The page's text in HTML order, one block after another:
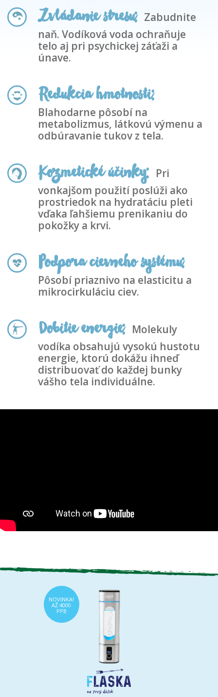
Zvládanie stresu: Zabudnite
naň. Vodíková voda ochraňuje
telo aj pri psychickej záťaži a
únave.
Redukcia hmotnosti:
Blahodarne pôsobí na
metabolizmus, látkovú výmenu a
odbúravanie tukov z tela.
Kozmetické účinky:
Pri
vonkajšom použití poslúži ako
prostriedok na hydratáciu pleti
vďaka ľahšiemu prenikaniu do
pokožky a krvi.
Podpora cievneho systému:
Pôsobí priaznivo na elasticitu a
mikrocirkuláciu ciev.
Dobitie energie:
Molekuly
vodíka obsahujú vysokú hustotu
energie, ktorú dokážu ihneď
distribuovať do každej bunky
vášho tela individuálne.
NOVINKA!
AŽ 4000
PPB